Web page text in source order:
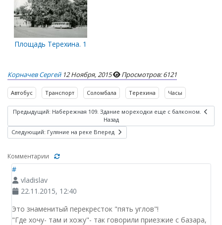
Площадь Терехина. 1978 год
Корначев Сергей 12 Ноября, 2015 Просмотров: 6121
Автобус Транспорт Соломбала Терехина Часы
Предыдущий: Набережная 109. Здание мореходки еще с балконом.
Назад
Следующий: Гуляние на реке Вперед
Комментарии
#
vladislav
22.11.2015, 12:40
Это знаменитый перекресток "пять углов"!
"Где хочу- там и хожу"- так говорили приезжие с базара,